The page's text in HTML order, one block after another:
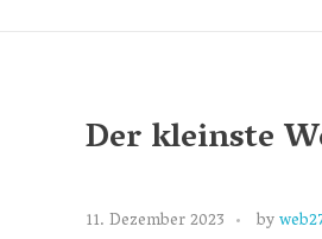
Der kleinste
11. Dezember 2023 by